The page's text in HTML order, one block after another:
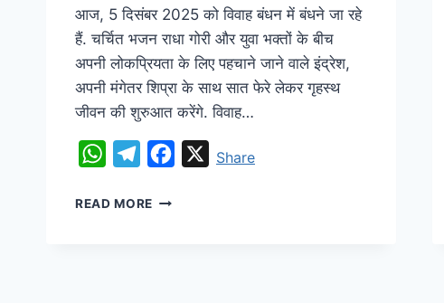
आज, 5 दिसंबर 2025 को विवाह बंधन में बंधने जा रहे
हैं. चर्चित भजन राधा गोरी और युवा भक्तों के बीच
अपनी लोकप्रियता के लिए पहचाने जाने वाले इंद्रेश,
अपनी मंगेतर शिप्रा के साथ सात फेरे लेकर गृहस्थ
जीवन की शुरुआत करेंगे. विवाह…
WhatsAppTelegramFacebook
XShare
READ MORE